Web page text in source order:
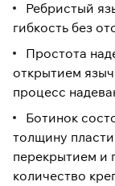
Ребристый
гибкость без
Простота
открытием
процесс
Ботинок
толщину
перекрытием и
количество